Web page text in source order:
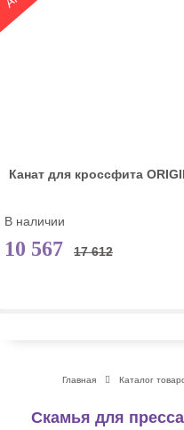
Канат для кроссфита
В наличии
10 567 17 612
Главная Каталог
Скамья для